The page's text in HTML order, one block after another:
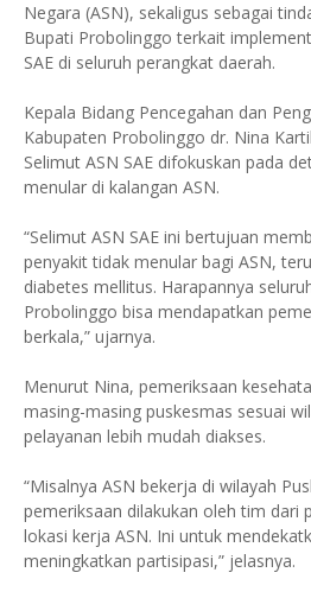
Negara (ASN), sekaligus sebagai
Bupati Probolinggo terkait
SAE di seluruh perangkat daerah.
Kepala Bidang Pencegahan dan
Kabupaten Probolinggo dr. Nina
Selimut ASN SAE difokuskan pada
menular di kalangan ASN.
“Selimut ASN SAE ini bertujuan
penyakit tidak menular bagi ASN,
diabetes mellitus. Harapannya
Probolinggo bisa mendapatkan
berkala,” ujarnya.
Menurut Nina, pemeriksaan
masing-masing puskesmas sesuai
pelayanan lebih mudah diakses.
“Misalnya ASN bekerja di wilayah
pemeriksaan dilakukan oleh tim dari
lokasi kerja ASN. Ini untuk
meningkatkan partisipasi,” jelasnya.